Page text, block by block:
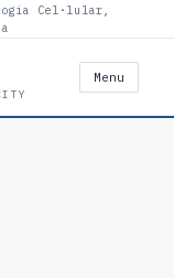
Cel·lular,
Menu